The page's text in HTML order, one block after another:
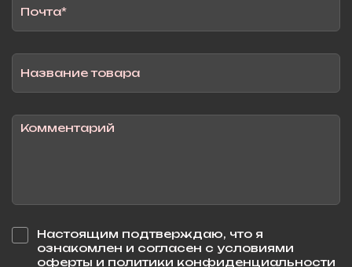
Настоящим подтверждаю, что я
ознакомлен и согласен с условиями
оферты и политики конфиденциальности